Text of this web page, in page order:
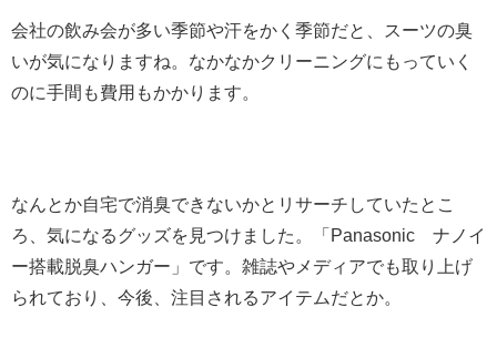
会社の飲み会が多い季節や汗をかく季節だと、スーツの臭
いが気になりますね。なかなかクリーニングにもっていく
のに手間も費用もかかります。
なんとか自宅で消臭できないかとリサーチしていたとこ
ろ、気になるグッズを見つけました。「Panasonic ナノイ
ー搭載脱臭ハンガー」です。雑誌やメディアでも取り上げ
られており、今後、注目されるアイテムだとか。